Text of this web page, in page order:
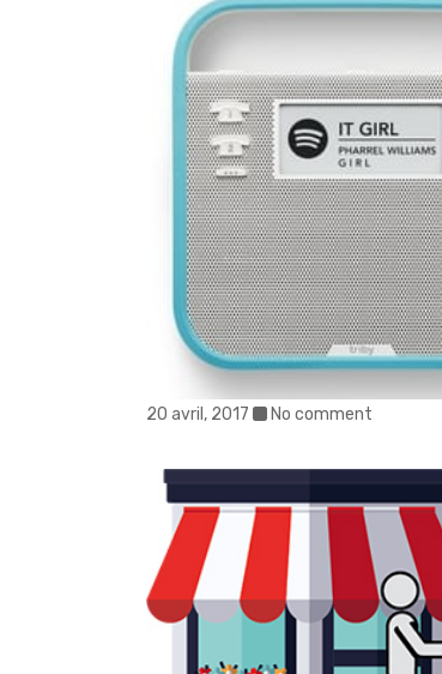
20 avril, 2017 No comment